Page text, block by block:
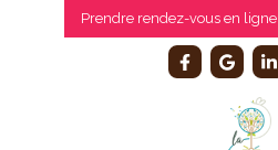
Prendre rendez-vous en ligne